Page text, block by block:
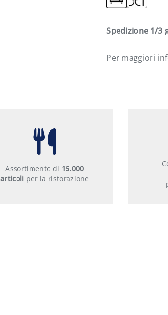
Spedizione 1/3
Per maggiori
Assortimento di 15.000
articoli per la ristorazione